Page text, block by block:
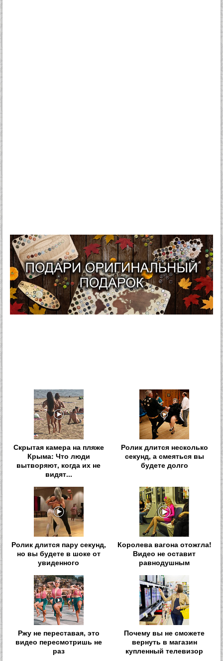
Скрытая камера на пляже
Крыма: Что люди
вытворяют, когда их не
видят...
Ролик длится несколько
секунд, а смеяться вы
будете долго
Ролик длится пару секунд,
но вы будете в шоке от
увиденного
Королева вагона отожгла!
Видео не оставит
равнодушным
Ржу не переставая, это
видео пересмотришь не
раз
Почему вы не сможете
вернуть в магазин
купленный телевизор